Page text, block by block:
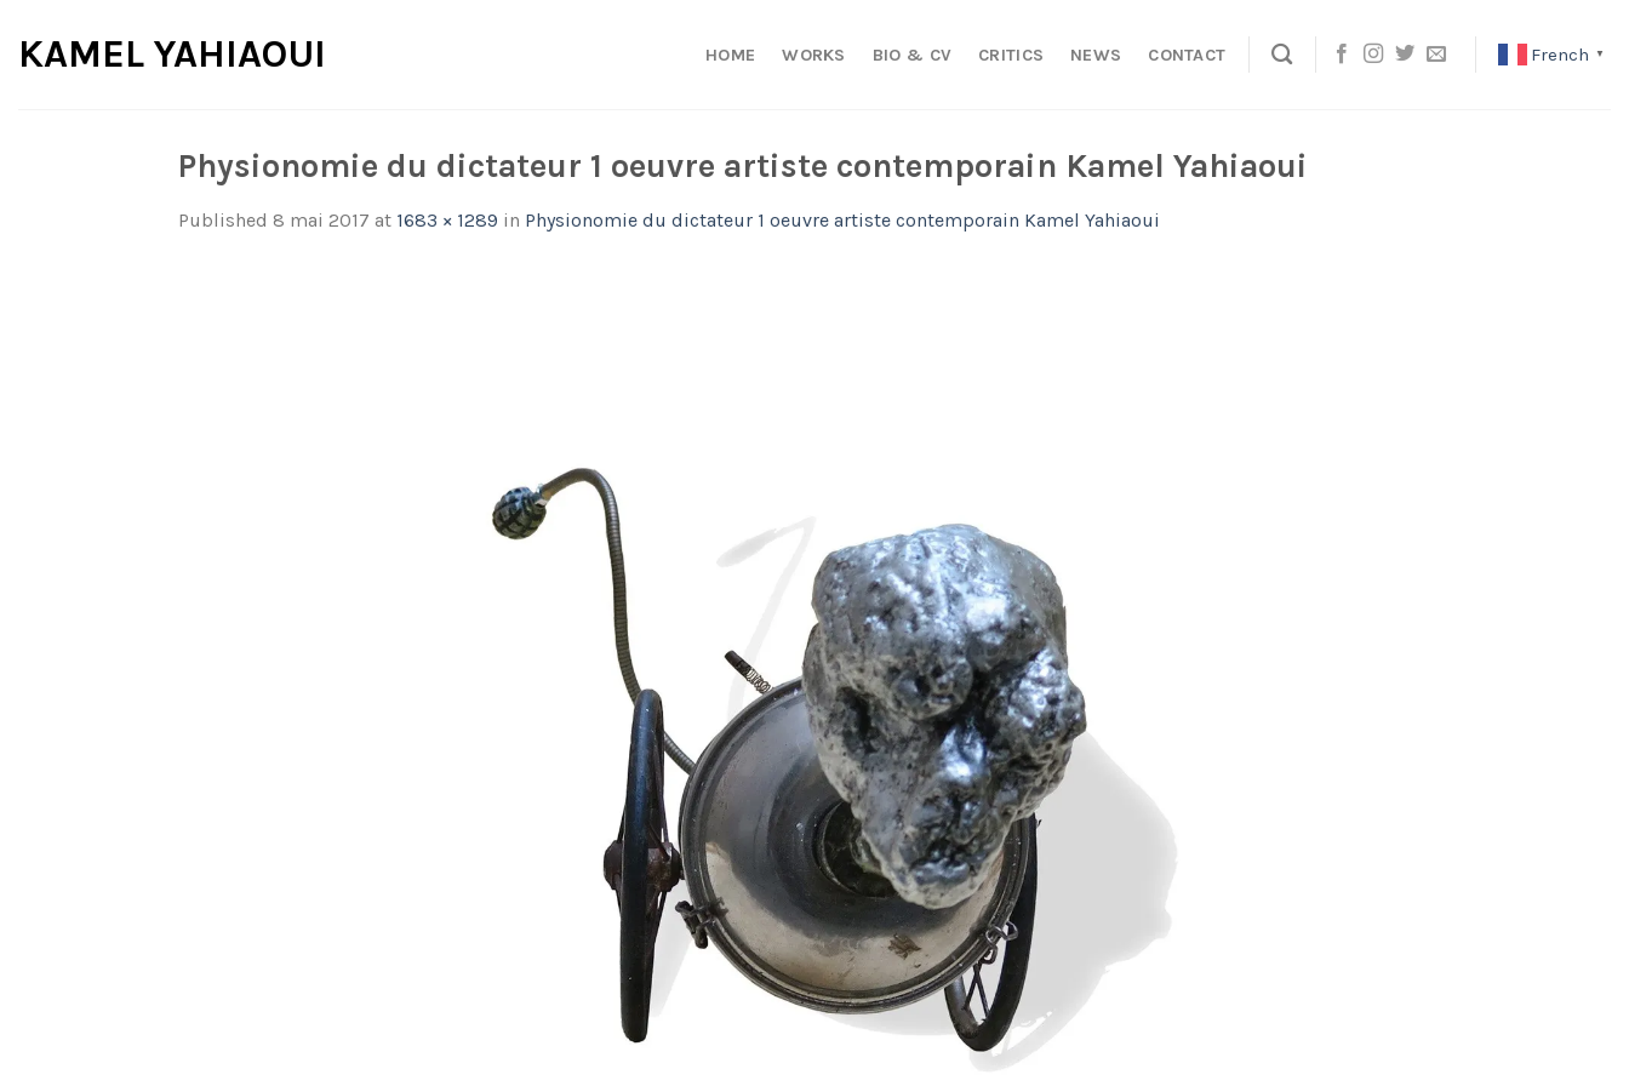
content
KAMEL YAHIAOUI HOME WORKS BIO & CV CRITICS NEWS CONTACT French ▼
Physionomie du dictateur 1 oeuvre artiste contemporain Kamel Yahiaoui
Published 8 mai 2017 at 1683 × 1289 in Physionomie du dictateur 1 oeuvre artiste contemporain Kamel Yahiaoui